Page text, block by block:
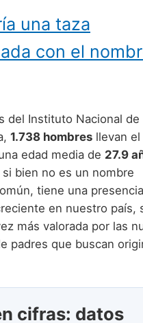
de niño que empiezan por I
de niño que empiezan por J
de niño que empiezan por K
de niño que empiezan por
de niño que empiezan por
de niño que empiezan por O
de niño que empiezan por
de niño que empiezan por
de niño que empiezan por R
de niño que empiezan por
de niño que empiezan por T
de Niño Catalanes
de Niño Extremeños
de Niño Murcianos
de Niño Navarros
de Niño Riojanos
de Niño Valencianos
Nombres de Niño Vascos
de Niño Vikingos
de Niño Hispanoamericanos
de Niño Ingleses
Nombres de Niño Judíos
de Niño Marroquíes
de Niño Portugueses
de Niño Rumanos
Nombres de Niño Rusos
una taza
con el
del Instituto Nacional de
1.738 hombres llevan
edad media de 27.9
bien no es un nombre
tiene una presencia
en nuestro país,
más valorada por las
padres que buscan
cifras: datos